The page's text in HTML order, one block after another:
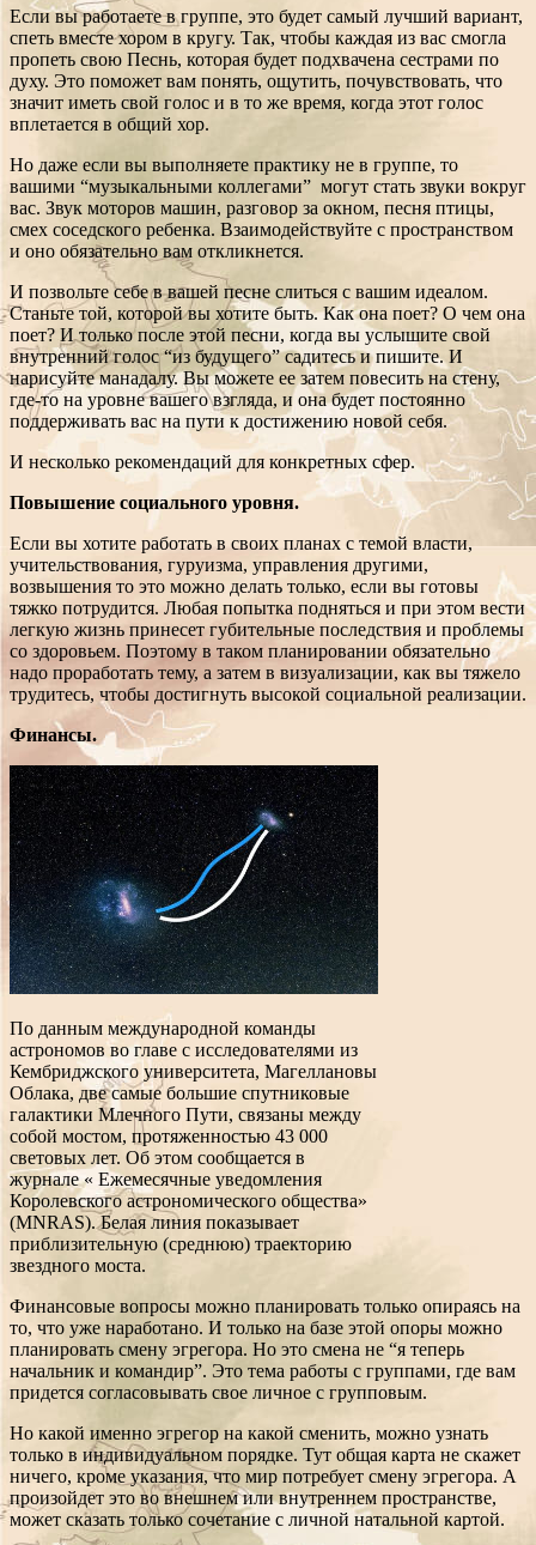
Если вы работаете в группе, это будет самый лучший вариант,
спеть вместе хором в кругу. Так, чтобы каждая из вас смогла
пропеть свою Песнь, которая будет подхвачена сестрами по
духу. Это поможет вам понять, ощутить, почувствовать, что
значит иметь свой голос и в то же время, когда этот голос
вплетается в общий хор.
Но даже если вы выполняете практику не в группе, то
вашими “музыкальными коллегами” могут стать звуки вокруг
вас. Звук моторов машин, разговор за окном, песня птицы,
смех соседского ребенка. Взаимодействуйте с пространством
и оно обязательно вам откликнется.
И позвольте себе в вашей песне слиться с вашим идеалом.
Станьте той, которой вы хотите быть. Как она поет? О чем она
поет? И только после этой песни, когда вы услышите свой
внутренний голос “из будущего” садитесь и пишите. И
нарисуйте манадалу. Вы можете ее затем повесить на стену,
где-то на уровне вашего взгляда, и она будет постоянно
поддерживать вас на пути к достижению новой себя.
И несколько рекомендаций для конкретных сфер.
Повышение социального уровня.
Если вы хотите работать в своих планах с темой власти,
учительствования, гуруизма, управления другими,
возвышения то это можно делать только, если вы готовы
тяжко потрудится. Любая попытка подняться и при этом вести
легкую жизнь принесет губительные последствия и проблемы
со здоровьем. Поэтому в таком планировании обязательно
надо проработать тему, а затем в визуализации, как вы тяжело
трудитесь, чтобы достигнуть высокой социальной реализации.
Финансы.
По данным международной команды
астрономов во главе с исследователями из
Кембриджского университета, Магеллановы
Облака, две самые большие спутниковые
галактики Млечного Пути, связаны между
собой мостом, протяженностью 43 000
световых лет. Об этом сообщается в
журнале « Ежемесячные уведомления
Королевского астрономического общества»
(MNRAS). Белая линия показывает
приблизительную (среднюю) траекторию
звездного моста.
Финансовые вопросы можно планировать только опираясь на
то, что уже наработано. И только на базе этой опоры можно
планировать смену эгрегора. Но это смена не “я теперь
начальник и командир”. Это тема работы с группами, где вам
придется согласовывать свое личное с групповым.
Но какой именно эгрегор на какой сменить, можно узнать
только в индивидуальном порядке. Тут общая карта не скажет
ничего, кроме указания, что мир потребует смену эгрегора. А
произойдет это во внешнем или внутреннем пространстве,
может сказать только сочетание с личной натальной картой.